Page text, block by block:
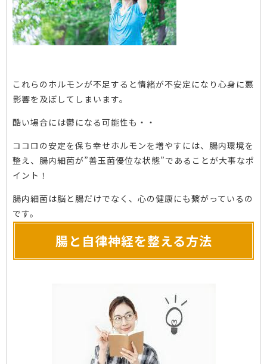
これらのホルモンが不足すると情緒が不安定になり心身に悪
影響を及ぼしてしまいます。
酷い場合には鬱になる可能性も・・
ココロの安定を保ち幸せホルモンを増やすには、腸内環境を
整え、腸内細菌が”善玉菌優位な状態”であることが大事なポ
イント！
腸内細菌は脳と腸だけでなく、心の健康にも繋がっているの
です。
腸と自律神経を整える方法